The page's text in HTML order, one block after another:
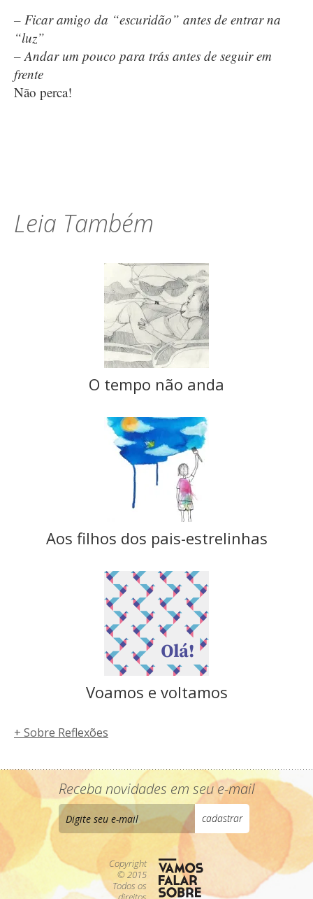
– Ficar amigo da “escuridão” antes de entrar na
“luz”
– Andar um pouco para trás antes de seguir em
frente
Não perca!
Leia Também
O tempo não anda
Aos filhos dos pais-estrelinhas
Voamos e voltamos
+ Sobre Reflexões
Copyright
© 2015
Todos os
Receba novidades em seu e-mail